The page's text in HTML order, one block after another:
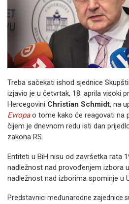
Treba sačekati ishod sjednice
izjavio je u četvrtak, 18. aprila visoki
Hercegovini Christian Schmidt, na
Evropa o tome kako će reagovati na
čijem je dnevnom redu isti dan
zakona RS.
Entiteti u BiH nisu od završetka rata
nadležnost nad provođenjem izbora
nadležnost nad izborima spominje u
Predstavnici međunarodne zajednice